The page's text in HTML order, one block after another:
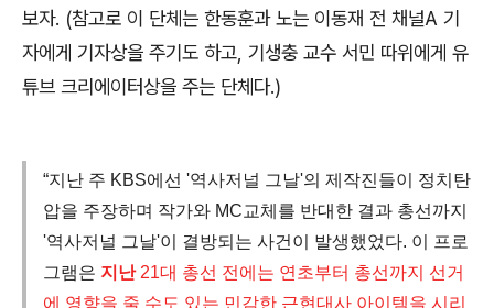
보자. (참고로 이 단체는 한동훈과 노는 이동재 전 채널A 기
자에게 기자상을 주기도 하고 기생충 교수 서민 따위에게 유
튜브 크리에이터상을 주는 단체다.)
“지난 주 KBS에선 '역사저널 그날'의 제작진들이 정치탄
압을 주장하며 작가와 MC교체를 반대한 결과 총선까지
'역사저널 그날'이 결방되는 사건이 발생했었다. 이 프로
그램은 지난21대 총선 전에는 연초부터 총선까지 선거
에 영향을 줄 수도 있는 민감한 근현대사 아이템을 시리